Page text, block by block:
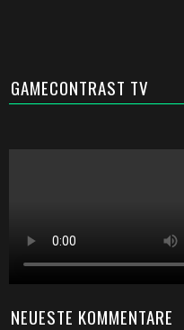
GAMECONTRAST TV
NEUESTE KOMMENTARE